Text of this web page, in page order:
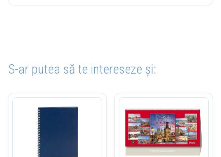
S-ar putea să te intereseze și: